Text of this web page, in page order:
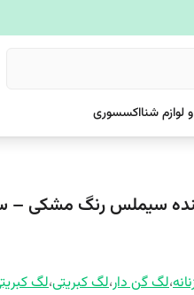
لوازم شنااکسسوری
سیملس رنگ مشکی –
،لگ گن دار،لگ کبریتی،لگ